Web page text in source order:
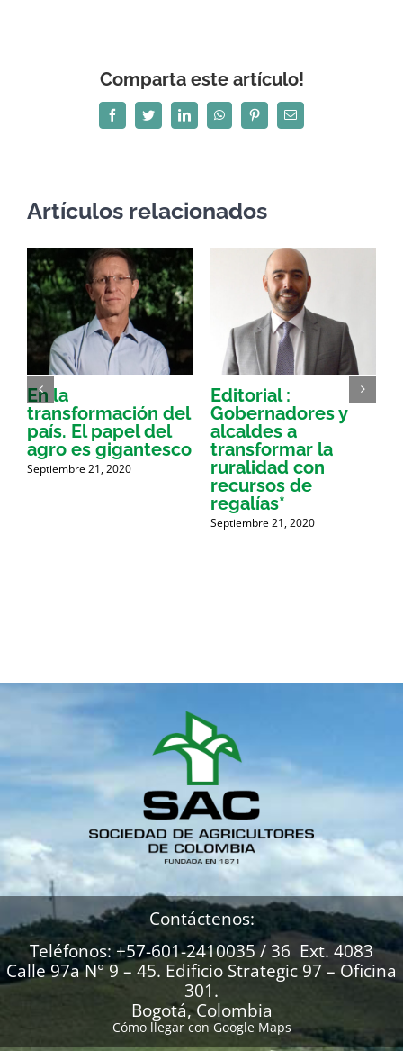
Comparta este artículo!
FacebookTwitterLinkedInWhatsAppPinterestCorreo
electrónico
Artículos relacionados
En la
transformación del
país. El papel del
agro es gigantesco
Septiembre 21, 2020
Editorial :
Gobernadores y
alcaldes a
transformar la
ruralidad con
recursos de
regalías*
Septiembre 21, 2020
Contáctenos:
Teléfonos: +57-601-2410035 / 36 Ext. 4083
Calle 97a N° 9 – 45. Edificio Strategic 97 – Oficina
301.
Bogotá, Colombia
Cómo llegar con Google Maps